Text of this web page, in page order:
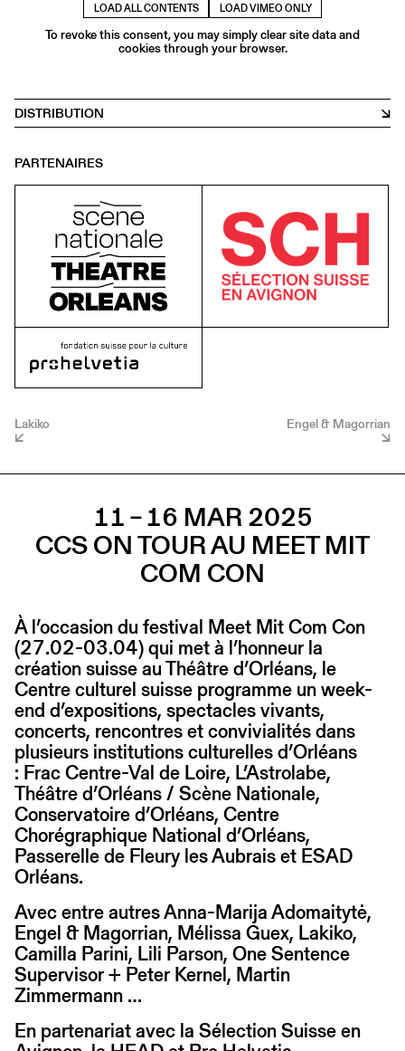
LOAD ALL CONTENTS LOAD VIMEO ONLY
To revoke this consent, you may simply clear site data and
cookies through your browser.
DISTRIBUTION
PARTENAIRES
Lakiko Engel & Magorrian
11 – 16 MAR 2025
CCS ON TOUR AU MEET MIT
COM CON
À l’occasion du festival Meet Mit Com Con
(27.02-03.04) qui met à l’honneur la
création suisse au Théâtre d’Orléans, le
Centre culturel suisse programme un week-
end d’expositions, spectacles vivants,
concerts, rencontres et convivialités dans
plusieurs institutions culturelles d’Orléans
: Frac Centre-Val de Loire, L’Astrolabe,
Théâtre d’Orléans / Scène Nationale,
Conservatoire d’Orléans, Centre
Chorégraphique National d’Orléans,
Passerelle de Fleury les Aubrais et ESAD
Orléans.
Avec entre autres Anna-Marija Adomaitytė,
Engel & Magorrian, Mélissa Guex, Lakiko,
Camilla Parini, Lili Parson, One Sentence
Supervisor + Peter Kernel, Martin
Zimmermann …
En partenariat avec la Sélection Suisse en